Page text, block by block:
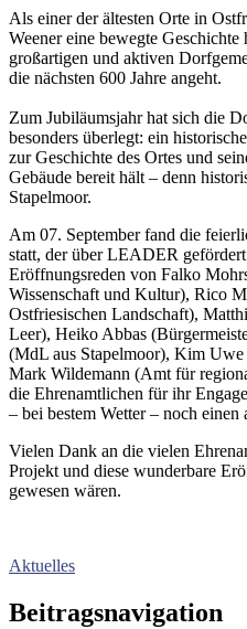
Als einer der ältesten Orte in
Weener eine bewegte
großartigen und aktiven
die nächsten 600 Jahre angeht.
Zum Jubiläumsjahr hat sich die
besonders überlegt: ein
zur Geschichte des Ortes und
Gebäude bereit hält – denn
Stapelmoor.
Am 07. September fand die
statt, der über LEADER
Eröffnungsreden von Falko
Wissenschaft und Kultur), Rico
Ostfriesischen Landschaft),
Leer), Heiko Abbas
(MdL aus Stapelmoor), Kim Uwe
Mark Wildemann (Amt für
die Ehrenamtlichen für ihr
– bei bestem Wetter – noch einen
Vielen Dank an die vielen
Projekt und diese wunderbare
gewesen wären.
Aktuelles
Beitragsnavigation